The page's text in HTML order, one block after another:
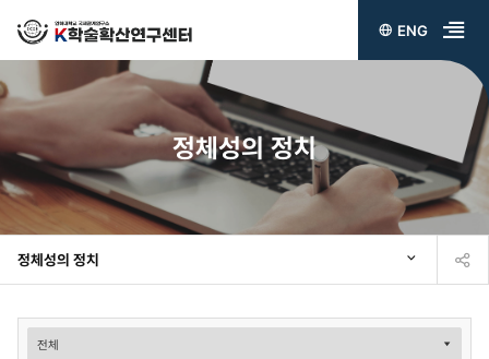
ENG
전
뉴
열
기
정체성의 정치
정체성의 정치